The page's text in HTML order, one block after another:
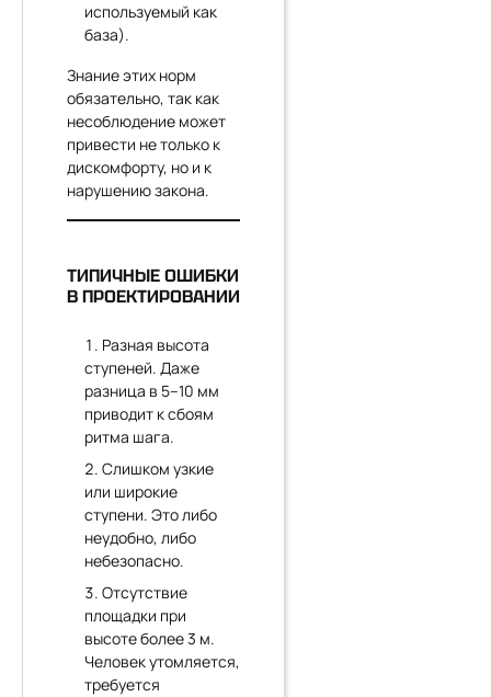
используемый как
база).
Знание этих норм
обязательно, так как
несоблюдение может
привести не только к
дискомфорту, но и к
нарушению закона.
ТИПИЧНЫЕ ОШИБКИ
В ПРОЕКТИРОВАНИИ
Разная высота
ступеней. Даже
разница в 5–10 мм
приводит к сбоям
ритма шага.
Слишком узкие
или широкие
ступени. Это либо
неудобно, либо
небезопасно.
Отсутствие
площадки при
высоте более 3 м.
Человек утомляется,
требуется